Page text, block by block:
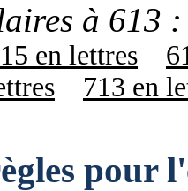
à 613 :
en lettres
713 en
pour